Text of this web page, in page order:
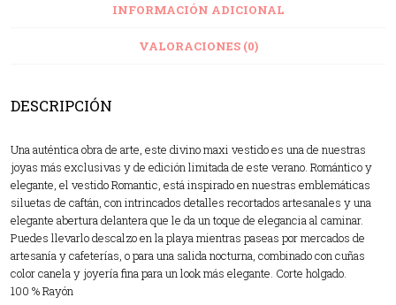
INFORMACIÓN ADICIONAL
VALORACIONES (0)
DESCRIPCIÓN
Una auténtica obra de arte, este divino maxi vestido es una de nuestras
joyas más exclusivas y de edición limitada de este verano. Romántico y
elegante, el vestido Romantic, está inspirado en nuestras emblemáticas
siluetas de caftán, con intrincados detalles recortados artesanales y una
elegante abertura delantera que le da un toque de elegancia al caminar.
Puedes llevarlo descalzo en la playa mientras paseas por mercados de
artesanía y cafeterías, o para una salida nocturna, combinado con cuñas
color canela y joyería fina para un look más elegante. Corte holgado.
100 % Rayón